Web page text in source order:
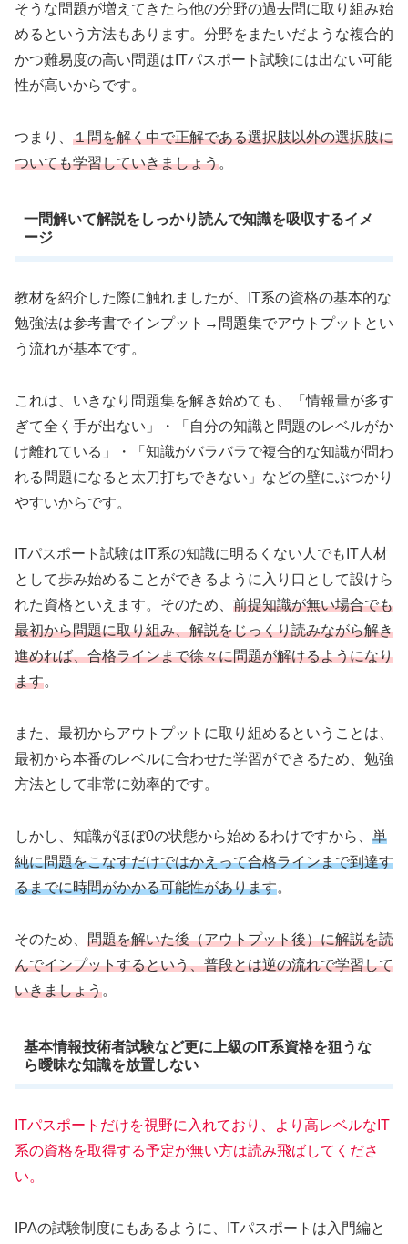
そうな問題が増えてきたら他の分野の過去問に取り組み始
めるという方法もあります。分野をまたいだような複合的
かつ難易度の高い問題はITパスポート試験には出ない可能
性が高いからです。
つまり、 １問を解く中で正解である選択肢以外の選択肢に
ついても学習していきましょう。
一問解いて解説をしっかり読んで知識を吸収するイメ
ージ
教材を紹介した際に触れましたが、IT系の資格の基本的な
勉強法は参考書でインプット→問題集でアウトプットとい
う流れが基本です。
これは、いきなり問題集を解き始めても、「情報量が多す
ぎて全く手が出ない」・「自分の知識と問題のレベルがか
け離れている」・「知識がバラバラで複合的な知識が問わ
れる問題になると太刀打ちできない」などの壁にぶつかり
やすいからです。
ITパスポート試験はIT系の知識に明るくない人でもIT人材
として歩み始めることができるように入り口として設けら
れた資格といえます。そのため、 前提知識が無い場合でも
最初から問題に取り組み、解説をじっくり読みながら解き
進めれば、合格ラインまで徐々に問題が解けるようになり
ます。
また、最初からアウトプットに取り組めるということは、
最初から本番のレベルに合わせた学習ができるため、勉強
方法として非常に効率的です。
しかし、知識がほぼ0の状態から始めるわけですから、 単
純に問題をこなすだけではかえって合格ラインまで到達す
るまでに時間がかかる可能性があります。
そのため、 問題を解いた後（アウトプット後）に解説を読
んでインプットするという、普段とは逆の流れで学習して
いきましょう。
基本情報技術者試験など更に上級のIT系資格を狙うな
ら曖昧な知識を放置しない
ITパスポートだけを視野に入れており、より高レベルなIT
系の資格を取得する予定が無い方は読み飛ばしてくださ
い。
IPAの試験制度にもあるように、ITパスポートは入門編と